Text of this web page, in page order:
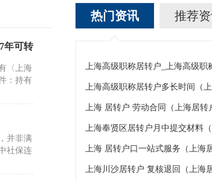
年可转
〈上海
：持有
并非满
社保连
热门资讯 推荐
上海高级职称居转户多长时间（
上海 居转户 劳动合同（上海居转
上海奉贤区居转户月中提交材料
上海 居转户口一站式服务（上海
上海川沙居转户 复核退回（上海